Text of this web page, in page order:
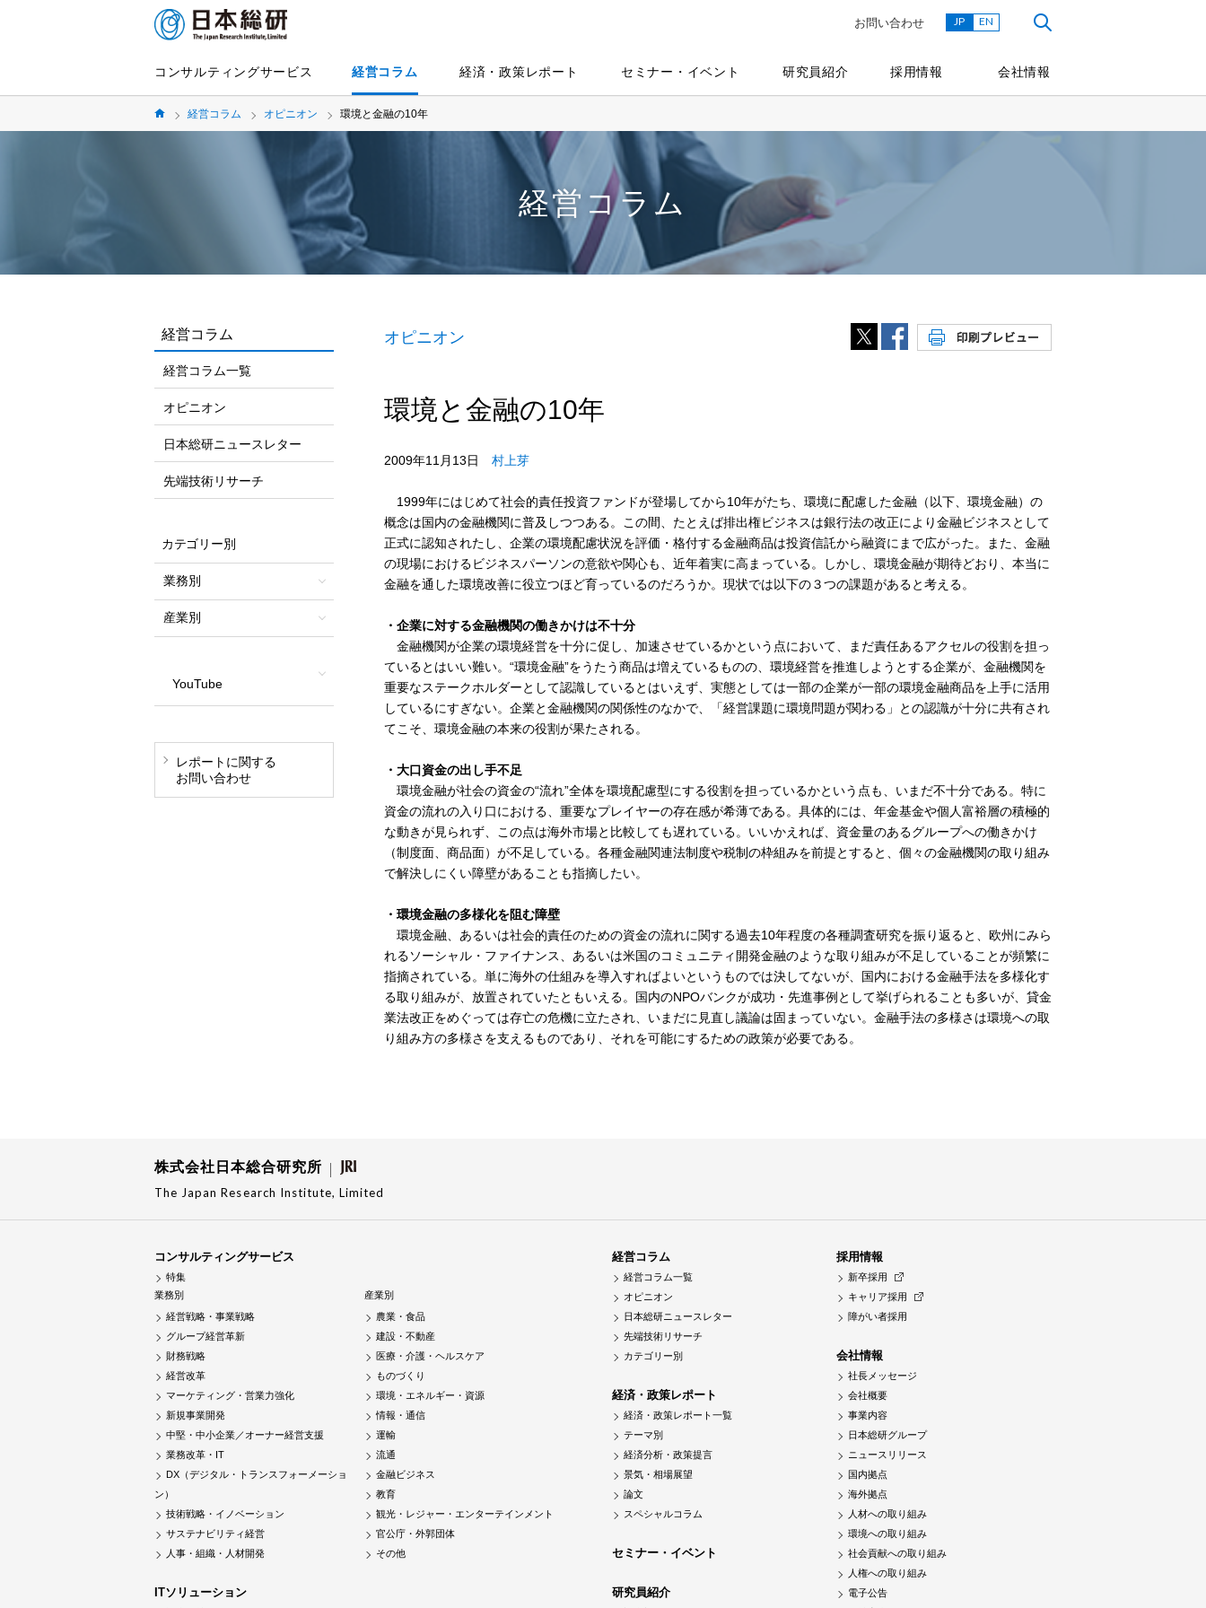
コンサルティングサービス 経営コラム 経済・政策レポート セミナー・イベント 研究員紹介 採用情報 会社情報
お問い合わせ JP EN
経営コラム オピニオン 環境と金融の10年
経営コラム
オピニオン
環境と金融の10年
2009年11月13日 村上芽
1999年にはじめて社会的責任投資ファンドが登場してから10年がたち、環境に配慮した金融（以下、環境金融）の
概念は国内の金融機関に普及しつつある。この間、たとえば排出権ビジネスは銀行法の改正により金融ビジネスとして
正式に認知されたし、企業の環境配慮状況を評価・格付する金融商品は投資信託から融資にまで広がった。また、金融
の現場におけるビジネスパーソンの意欲や関心も、近年着実に高まっている。しかし、環境金融が期待どおり、本当に
金融を通した環境改善に役立つほど育っているのだろうか。現状では以下の３つの課題があると考える。
・企業に対する金融機関の働きかけは不十分
金融機関が企業の環境経営を十分に促し、加速させているかという点において、まだ責任あるアクセルの役割を担っ
ているとはいい難い。“環境金融”をうたう商品は増えているものの、環境経営を推進しようとする企業が、金融機関を
重要なステークホルダーとして認識しているとはいえず、実態としては一部の企業が一部の環境金融商品を上手に活用
しているにすぎない。企業と金融機関の関係性のなかで、「経営課題に環境問題が関わる」との認識が十分に共有され
てこそ、環境金融の本来の役割が果たされる。
・大口資金の出し手不足
環境金融が社会の資金の“流れ”全体を環境配慮型にする役割を担っているかという点も、いまだ不十分である。特に
資金の流れの入り口における、重要なプレイヤーの存在感が希薄である。具体的には、年金基金や個人富裕層の積極的
な動きが見られず、この点は海外市場と比較しても遅れている。いいかえれば、資金量のあるグループへの働きかけ
（制度面、商品面）が不足している。各種金融関連法制度や税制の枠組みを前提とすると、個々の金融機関の取り組み
で解決しにくい障壁があることも指摘したい。
・環境金融の多様化を阻む障壁
環境金融、あるいは社会的責任のための資金の流れに関する過去10年程度の各種調査研究を振り返ると、欧州にみら
れるソーシャル・ファイナンス、あるいは米国のコミュニティ開発金融のような取り組みが不足していることが頻繁に
指摘されている。単に海外の仕組みを導入すればよいというものでは決してないが、国内における金融手法を多様化す
る取り組みが、放置されていたともいえる。国内のNPOバンクが成功・先進事例として挙げられることも多いが、貸金
業法改正をめぐっては存亡の危機に立たされ、いまだに見直し議論は固まっていない。金融手法の多様さは環境への取
り組み方の多様さを支えるものであり、それを可能にするための政策が必要である。
経営コラム
経営コラム一覧
オピニオン
日本総研ニュースレター
先端技術リサーチ
カテゴリー別
業務別
産業別
YouTube
レポートに関する
お問い合わせ
株式会社日本総合研究所
The Japan Research Institute, Limited
コンサルティングサービス
特集
業務別
経営戦略・事業戦略
グループ経営革新
財務戦略
経営改革
マーケティング・営業力強化
新規事業開発
中堅・中小企業／オーナー経営支援
業務改革・IT
DX（デジタル・トランスフォーメーショ
ン）
技術戦略・イノベーション
サステナビリティ経営
人事・組織・人材開発
産業別
農業・食品
建設・不動産
医療・介護・ヘルスケア
ものづくり
環境・エネルギー・資源
情報・通信
運輸
流通
金融ビジネス
教育
観光・レジャー・エンターテインメント
官公庁・外郭団体
その他
ITソリューション
経営コラム
経営コラム一覧
オピニオン
日本総研ニュースレター
先端技術リサーチ
カテゴリー別
経済・政策レポート
経済・政策レポート一覧
テーマ別
経済分析・政策提言
景気・相場展望
論文
スペシャルコラム
セミナー・イベント
研究員紹介
採用情報
新卒採用
キャリア採用
障がい者採用
会社情報
社長メッセージ
会社概要
事業内容
日本総研グループ
ニュースリリース
国内拠点
海外拠点
人材への取り組み
環境への取り組み
社会貢献への取り組み
人権への取り組み
電子公告